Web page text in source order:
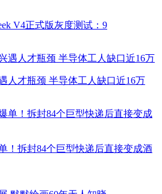
V4正式版灰度测试：9
人才瓶颈 半导体工人缺口近16万
！拆封84个巨型快递后直接变成酒